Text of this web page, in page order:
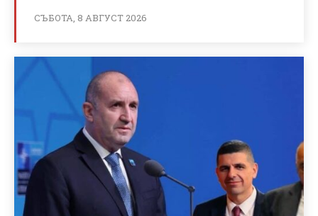
СЪБОТА, 8 АВГУСТ 2026